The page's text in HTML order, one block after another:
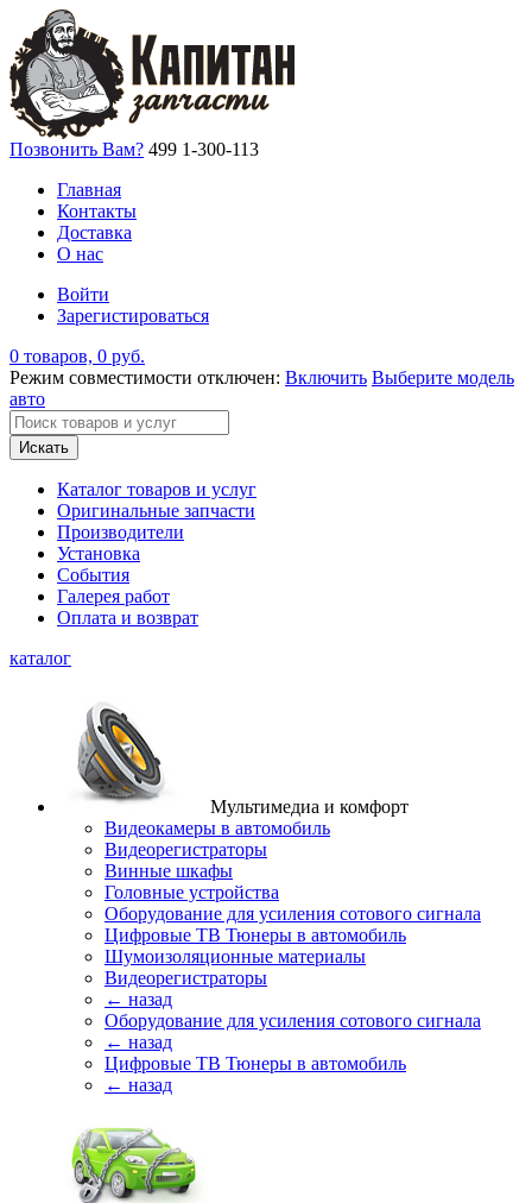
Позвонить Вам? 499 1-300-113
Главная
Контакты
Доставка
О нас
Войти
Зарегистироваться
0 товаров, 0 руб.
Режим совместимости отключен: Включить Выберите модель
авто
Искать
Каталог товаров и услуг
Оригинальные запчасти
Производители
Установка
События
Галерея работ
Оплата и возврат
каталог
Мультимедиа и комфорт
Видеокамеры в автомобиль
Видеорегистраторы
Винные шкафы
Головные устройства
Оборудование для усиления сотового сигнала
Цифровые ТВ Тюнеры в автомобиль
Шумоизоляционные материалы
Видеорегистраторы
← назад
Оборудование для усиления сотового сигнала
← назад
Цифровые ТВ Тюнеры в автомобиль
← назад